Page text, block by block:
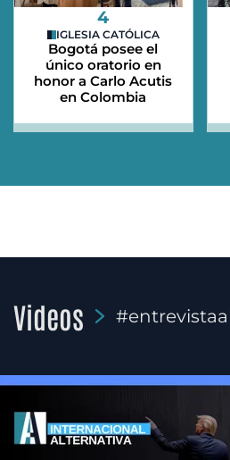
4
IGLESIA CATÓLICA
Bogotá posee el
único oratorio en
honor a Carlo Acutis
en Colombia
Videos